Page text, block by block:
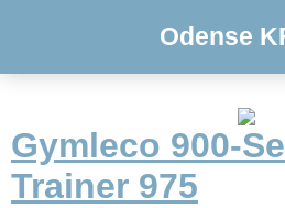
Odense
Gymleco 900-
Trainer 975